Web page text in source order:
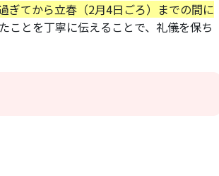
ぎてから立春（2月4日ごろ）までの間に
ことを丁寧に伝えることで、礼儀を保ち